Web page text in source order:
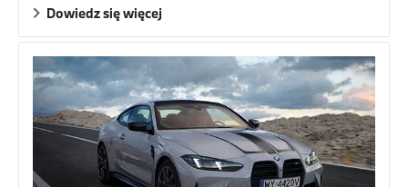
Dowiedz się więcej